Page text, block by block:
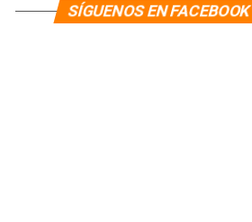
SÍGUENOS EN FACEBOOK